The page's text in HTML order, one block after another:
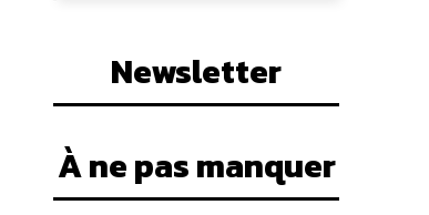
Newsletter
À ne pas manquer